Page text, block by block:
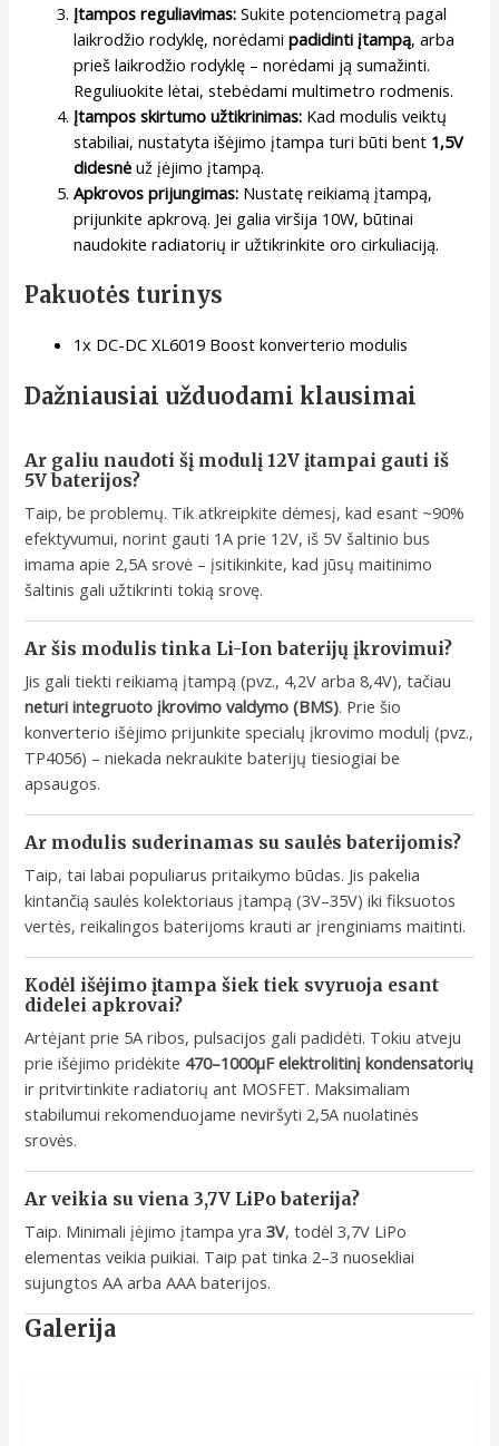
Įtampos reguliavimas: Sukite potenciometrą pagal
laikrodžio rodyklę, norėdamipadidinti įtampą, arba
prieš laikrodžio rodyklę – norėdami ją sumažinti.
Reguliuokite lėtai, stebėdami multimetro rodmenis.
Įtampos skirtumo užtikrinimas: Kad modulis veiktų
stabiliai, nustatyta išėjimo įtampa turi būti bent 1,5V
didesnė už įėjimo įtampą.
Apkrovos prijungimas: Nustatę reikiamą įtampą,
prijunkite apkrovą. Jei galia viršija 10W, būtinai
naudokite radiatorių ir užtikrinkite oro cirkuliaciją.
Pakuotės turinys
1x DC-DC XL6019 Boost konverterio modulis
Dažniausiai užduodami klausimai
Ar galiu naudoti šį modulį 12V įtampai gauti iš
5V baterijos?
Taip, be problemų. Tik atkreipkite dėmesį, kad esant ~90%
efektyvumui, norint gauti 1A prie 12V, iš 5V šaltinio bus
imama apie 2,5A srovė – įsitikinkite, kad jūsų maitinimo
šaltinis gali užtikrinti tokią srovę.
Ar šis modulis tinka Li-Ion baterijų įkrovimui?
Jis gali tiekti reikiamą įtampą (pvz., 4,2V arba 8,4V), tačiau
neturi integruoto įkrovimo valdymo (BMS). Prie šio
konverterio išėjimo prijunkite specialų įkrovimo modulį (pvz.,
TP4056) – niekada nekraukite baterijų tiesiogiai be
apsaugos.
Ar modulis suderinamas su saulės baterijomis?
Taip, tai labai populiarus pritaikymo būdas. Jis pakelia
kintančią saulės kolektoriaus įtampą (3V–35V) iki fiksuotos
vertės, reikalingos baterijoms krauti ar įrenginiams maitinti.
Kodėl išėjimo įtampa šiek tiek svyruoja esant
didelei apkrovai?
Artėjant prie 5A ribos, pulsacijos gali padidėti. Tokiu atveju
prie išėjimo pridėkite 470–1000µF elektrolitinį kondensatorių
ir pritvirtinkite radiatorių ant MOSFET. Maksimaliam
stabilumui rekomenduojame neviršyti 2,5A nuolatinės
srovės.
Ar veikia su viena 3,7V LiPo baterija?
Taip. Minimali įėjimo įtampa yra3V, todėl 3,7V LiPo
elementas veikia puikiai. Taip pat tinka 2–3 nuosekliai
sujungtos AA arba AAA baterijos.
Galerija